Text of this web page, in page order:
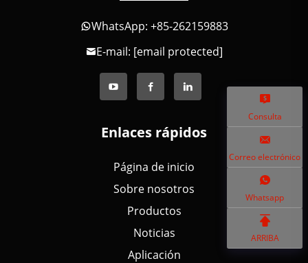
Consulta
Correo electrónico
Whatsapp
ARRIBA
WhatsApp: +85-262159883
E-mail: [email protected]
Enlaces rápidos
Página de inicio
Sobre nosotros
Productos
Noticias
Aplicación